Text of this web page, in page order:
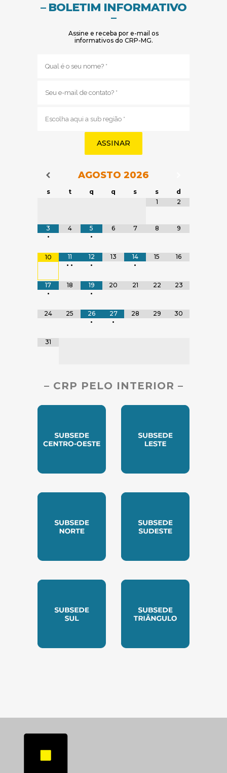
– BOLETIM INFORMATIVO
–
Assine e receba por e-mail os
informativos do CRP-MG.
mail
região
Navegação do Calendário
AGOSTO 2026
s t q q s s
d
1
2
3
•
4
5
•
6 7 8 9
10
11
• •
12
•
13
14
•
15 16
17
•
18
19
•
20 21 22 23
24 25
26
•
27
•
28 29 30
31
– CRP PELO INTERIOR –